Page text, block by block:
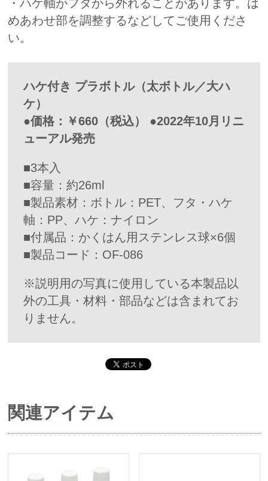
・ハケ軸がフタから外れることがあります。は
めあわせ部を調整するなどしてご使用くださ
い。
ハケ付き プラボトル（太ボトル／大ハ
ケ）
●価格：￥660（税込） ●2022年10月リニ
ューアル発売
■3本入
■容量：約26ml
■製品素材：ボトル：PET、フタ・ハケ
軸：PP、ハケ：ナイロン
■付属品：かくはん用ステンレス球×6個
■製品コード：OF-086
※説明用の写真に使用している本製品以
外の工具・材料・部品などは含まれてお
りません。
関連アイテム